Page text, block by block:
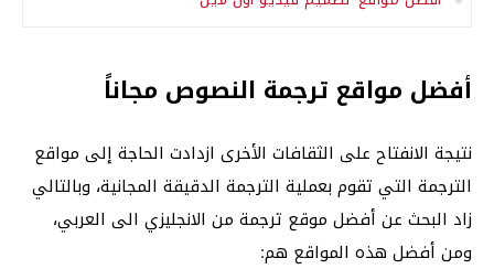
أفضل مواقع ترجمة النصوص مجاناً
نتيجة الانفتاح على الثقافات الأخرى ازدادت الحاجة إلى مواقع
الترجمة التي تقوم بعملية الترجمة الدقيقة المجانية، وبالتالي
زاد البحث عن أفضل موقع ترجمة من الانجليزي الى العربي،
ومن أفضل هذه المواقع هم: